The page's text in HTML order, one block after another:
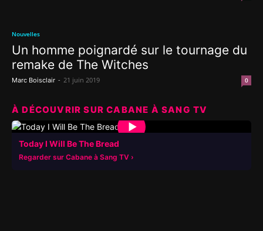
Nouvelles
Un homme poignardé sur le tournage du
remake de The Witches
Marc Boisclair - 21 juin 2019 0
À DÉCOUVRIR SUR CABANE À SANG TV
▶
Today I Will Be The Bread
Regarder sur Cabane à Sang TV